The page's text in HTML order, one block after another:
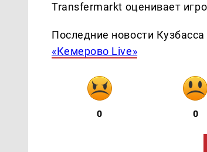
Transfermarkt оценивает
Последние новости
«Кемерово Live»
0 0